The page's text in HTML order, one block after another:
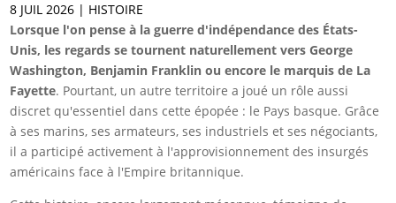
8 JUIL 2026 | HISTOIRE
Lorsque l'on pense à la guerre d'indépendance des États-
Unis, les regards se tournent naturellement vers George
Washington, Benjamin Franklin ou encore le marquis de La
Fayette. Pourtant, un autre territoire a joué un rôle aussi
discret qu'essentiel dans cette épopée : le Pays basque. Grâce
à ses marins, ses armateurs, ses industriels et ses négociants,
il a participé activement à l'approvisionnement des insurgés
américains face à l'Empire britannique.